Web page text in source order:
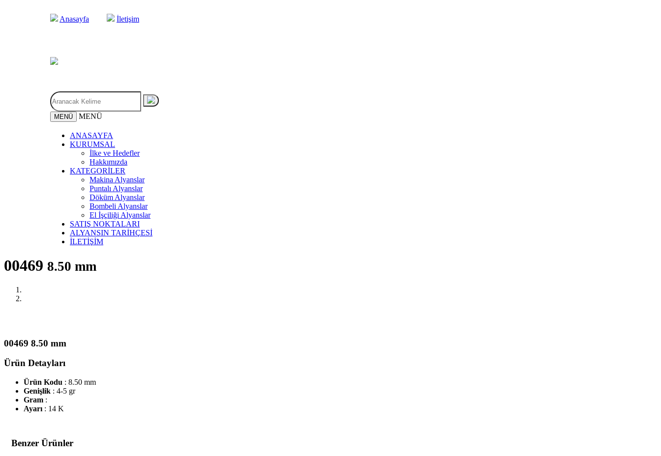
Anasayfa İletişim
MENÜ MENÜ
ANASAYFA
KURUMSAL
İlke ve Hedefler
Hakkımızda
KATEGORİLER
Makina Alyanslar
Puntalı Alyanslar
Döküm Alyanslar
Bombeli Alyanslar
El İşçiliği Alyanslar
SATIŞ NOKTALARI
ALYANSIN TARİHÇESİ
İLETİŞİM
00469 8.50 mm
00469 8.50 mm
Ürün Detayları
Ürün Kodu : 8.50 mm
Genişlik : 4-5 gr
Gram :
Ayarı : 14 K
Benzer Ürünler